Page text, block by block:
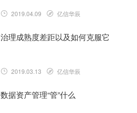
2019.04.09 亿信华辰
治理成熟度差距以及如何克服它
2019.03.13 亿信华辰
数据资产管理“管”什么